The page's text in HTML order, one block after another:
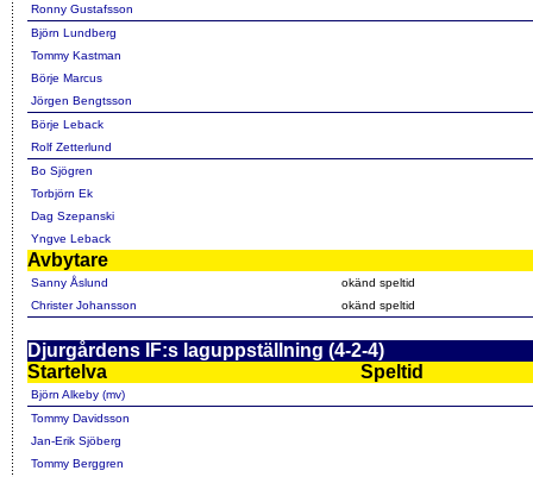
Ronny Gustafsson
Björn Lundberg
Tommy Kastman
Börje Marcus
Jörgen Bengtsson
Börje Leback
Rolf Zetterlund
Bo Sjögren
Torbjörn Ek
Dag Szepanski
Yngve Leback
Avbytare
Sanny Åslund
okänd speltid
Christer Johansson
okänd speltid
Djurgårdens IF:s laguppställning (4-2-4)
Startelva
Speltid
Björn Alkeby (mv)
Tommy Davidsson
Jan-Erik Sjöberg
Tommy Berggren